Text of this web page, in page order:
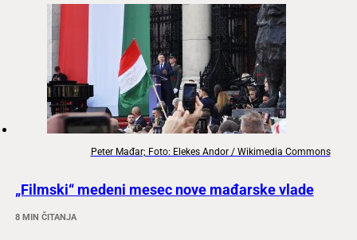
Peter Mađar; Foto: Elekes Andor / Wikimedia Commons
„Filmski“ medeni mesec nove mađarske vlade
8 MIN ČITANJA